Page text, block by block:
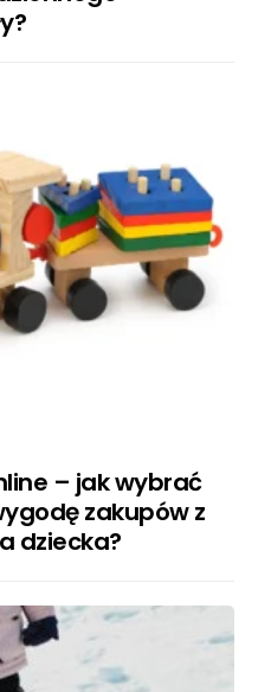
– jak wybrać
zakupów z
dziecka?